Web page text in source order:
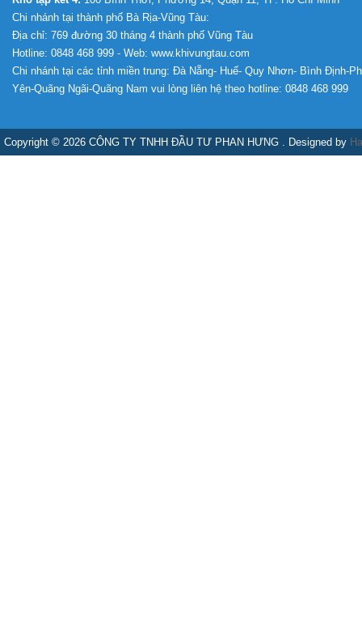
Chi nhánh tại thành phố Bà Rịa-Vũng Tàu:
Địa chỉ: 769 đường 30 tháng 4 thành phố Vũng Tàu
Hotline: 0848 468 999 - Web: www.khivungtau.com
Chi nhánh tại các tỉnh miền trung: Đà Nẵng- Huế- Quy Nhơn- Bình Định-
Yên-Quãng Ngãi-Quãng Nam vui lòng liên hệ theo hotline: 0848 468 999
Copyright © 2026 CÔNG TY TNHH ĐẦU TƯ PHAN HƯNG . Designed by